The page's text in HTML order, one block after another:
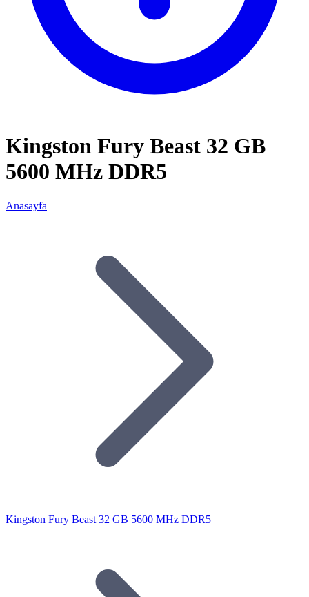
Kingston Fury Beast 32 GB
5600 MHz DDR5
Anasayfa
Kingston Fury Beast 32 GB 5600 MHz DDR5